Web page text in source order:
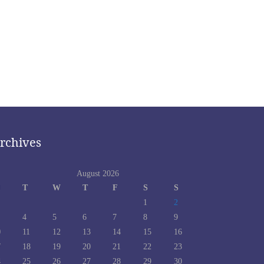
August 2026
T W T F S
S
1
2
4 5 6 7 8
9
11 12 13 14 15
16
18 19 20 21 22
23
25 26 27 28 29
30